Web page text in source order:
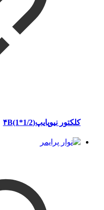
کلکتور نیوپایپ(۴B(1*1/2